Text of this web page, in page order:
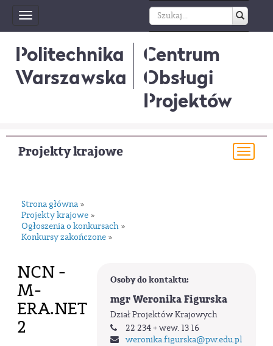
Toggle
navigation
Politechnika
Warszawska
Centrum
Obsługi
Projektów
Projekty krajowe
Strona główna »
Projekty krajowe »
Ogłoszenia o konkursach »
Konkursy zakończone »
Osoby do kontaktu:
mgr Weronika Figurska
Dział Projektów Krajowych
22 234 + wew. 13 16
weronika.figurska@pw.edu.pl
NCN -
M-
ERA.NET
2